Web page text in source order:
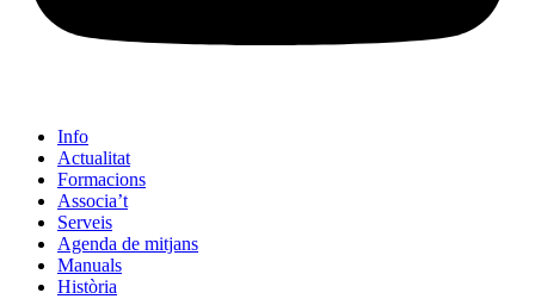
Info
Actualitat
Formacions
Associa’t
Serveis
Agenda de mitjans
Manuals
Història